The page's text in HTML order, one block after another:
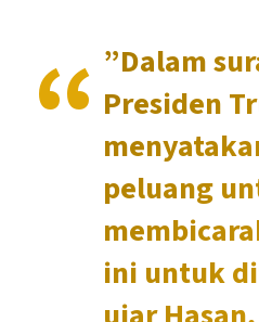
”Dalam
Presiden
peluang
ini untuk